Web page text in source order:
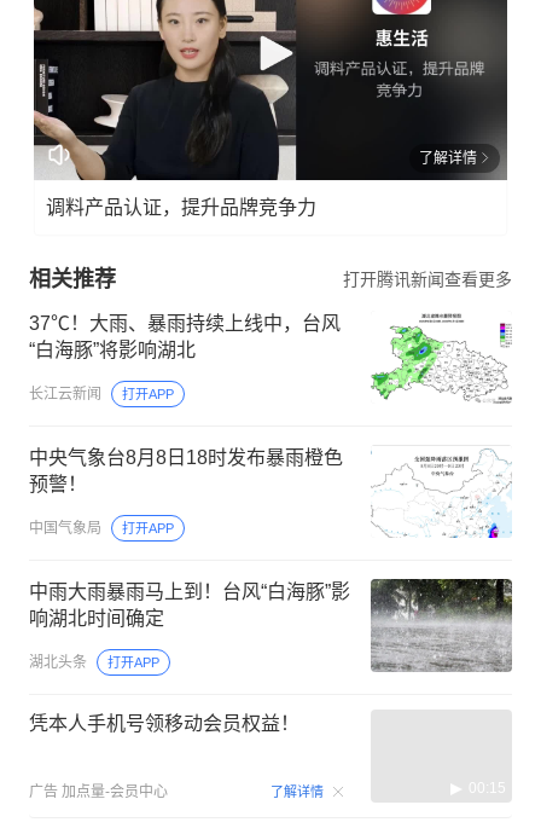
了解详情
调料产品认证，提升品牌竞争力
相关推荐 打开腾讯新闻查看更多
37℃！大雨、暴雨持续上线中，台风
“白海豚”将影响湖北
长江云新闻 打开APP
中央气象台8月8日18时发布暴雨橙色
预警！
中国气象局 打开APP
中雨大雨暴雨马上到！台风“白海豚”影
响湖北时间确定
湖北头条 打开APP
凭本人手机号领移动会员权益！
广告 加点量-会员中心 了解详情 00:15